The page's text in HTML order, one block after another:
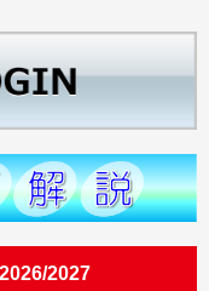
2027